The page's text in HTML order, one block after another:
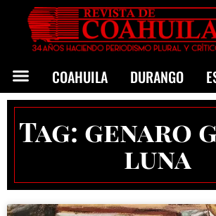
COAHUILA DURANGO
Tag: genaro
luna